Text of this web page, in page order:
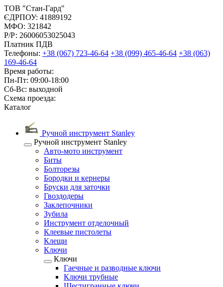
ТОВ "Стан-Гард"
ЄДРПОУ: 41889192
МФО: 321842
Р/Р: 26006053025043
Платник ПДВ
Телефоны: +38 (067) 723-46-64 +38 (099) 465-46-64 +38 (063)
169-46-64
Время работы:
Пн-Пт: 09:00-18:00
Сб-Вс: выходной
Схема проезда:
Каталог
Ручной инструмент Stanley
Ручной инструмент Stanley
Авто-мото инструмент
Биты
Болторезы
Бородки и кернеры
Бруски для заточки
Гвоздодеры
Заклепочники
Зубила
Инструмент отделочный
Клеевые пистолеты
Клещи
Ключи
Ключи
Гаечные и разводные ключи
Ключи трубные